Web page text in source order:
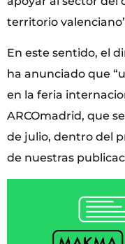
territorio
En este sentido, el
ha anunciado que
en la feria
ARCOmadrid, que
de julio, dentro del
de nuestras